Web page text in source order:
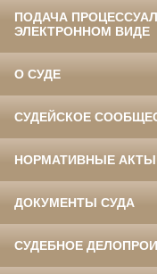
ПОДАЧА
ЭЛЕКТРОННОМ ВИДЕ
О СУДЕ
СУДЕЙСКОЕ
НОРМАТИВНЫЕ АКТЫ
ДОКУМЕНТЫ СУДА
СУДЕБНОЕ